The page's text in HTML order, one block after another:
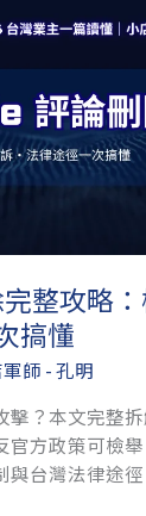
整攻略
搞懂
師 - 孔明
？本文完整
官方政策可檢
與台灣法律途